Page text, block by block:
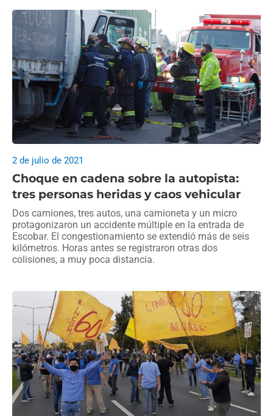
Choque en cadena sobre la autopista:
tres personas heridas y caos vehicular
2 de julio de 2021
Dos camiones, tres autos, una camioneta y un micro
protagonizaron un accidente múltiple en la entrada de
Escobar. El congestionamiento se extendió más de seis
kilómetros. Horas antes se registraron otras dos
colisiones, a muy poca distancia.